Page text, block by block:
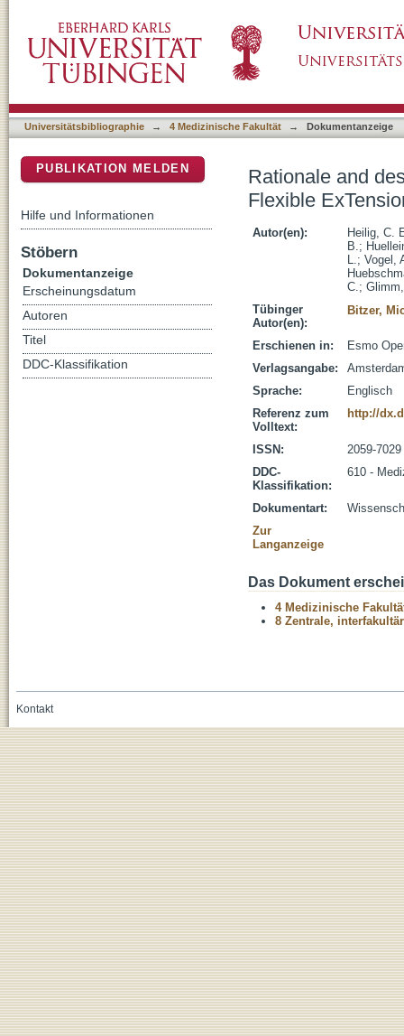
Malignancies) multicenter phase II trial
Universitätsbibliographie → 4 Medizinische Fakultät → Dokumentanzeige
Rationale and
Flexible
Autor(en):
Heilig, C.
B.;
L.; Vogel,
C.;
Tübinger
Autor(en):
Bitzer,
Erschienen in:
Esmo
Verlagsangabe:
Sprache:
Englisch
Referenz zum
Volltext:
http://
ISSN:
2059-7029
DDC-
Klassifikation:
610 -
Dokumentart:
Zur
Langanzeige
Das Dokument
4 Medizinische
8 Zentrale,
PUBLIKATION MELDEN
Hilfe und Informationen
Stöbern
Dokumentanzeige
Erscheinungsdatum
Autoren
Titel
DDC-Klassifikation
Kontakt